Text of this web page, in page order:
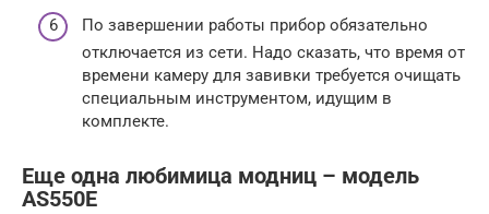
По завершении работы прибор обязательно
отключается из сети. Надо сказать, что время от
времени камеру для завивки требуется очищать
специальным инструментом, идущим в
комплекте.
Еще одна любимица модниц – модель
AS550E